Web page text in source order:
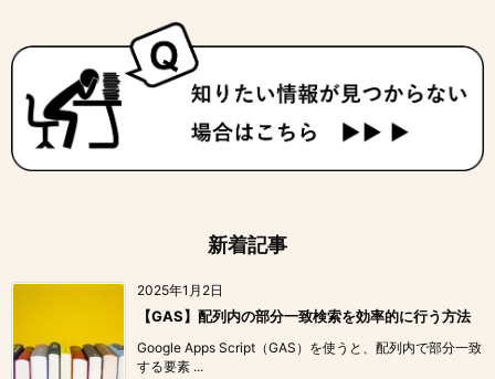
新着記事
2025年1月2日
【GAS】配列内の部分一致検索を効率的に行う方法
Google Apps Script（GAS）を使うと、配列内で部分一致
する要素 ...